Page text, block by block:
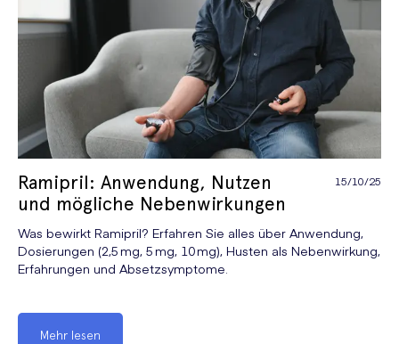
Ramipril: Anwendung, Nutzen
und mögliche Nebenwirkungen
15/10/25
Was bewirkt Ramipril? Erfahren Sie alles über Anwendung,
Dosierungen (2,5 mg, 5 mg, 10 mg), Husten als Nebenwirkung,
Erfahrungen und Absetzsymptome.
Mehr lesen